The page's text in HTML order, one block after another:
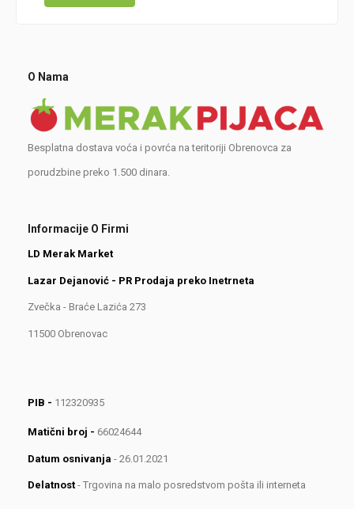
O Nama
Besplatna dostava voća i povrća na teritoriji Obrenovca za
porudzbine preko 1.500 dinara.
Informacije O Firmi
LD Merak Market
Lazar Dejanović - PR Prodaja preko Inetrneta
Zvečka - Braće Lazića 273
11500 Obrenovac
PIB - 112320935
Matični broj - 66024644
Datum osnivanja - 26.01.2021
Delatnost - Trgovina na malo posredstvom pošta ili interneta